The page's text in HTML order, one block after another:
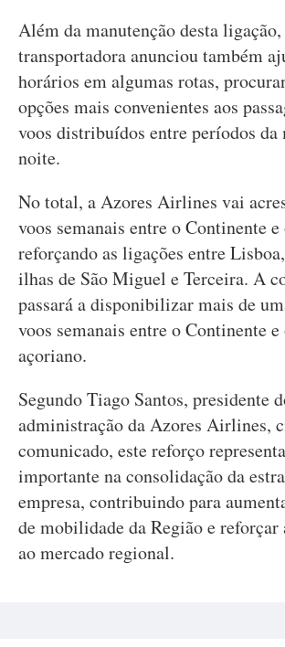
Além da manutenção desta ligação,
transportadora anunciou também
horários em algumas rotas,
opções mais convenientes aos
voos distribuídos entre períodos da
noite.
No total, a Azores Airlines vai
voos semanais entre o Continente e
reforçando as ligações entre
ilhas de São Miguel e Terceira. A
passará a disponibilizar mais de
voos semanais entre o Continente
açoriano.
Segundo Tiago Santos, presidente
administração da Azores Airlines,
comunicado, este reforço
importante na consolidação da
empresa, contribuindo para
de mobilidade da Região e
ao mercado regional.